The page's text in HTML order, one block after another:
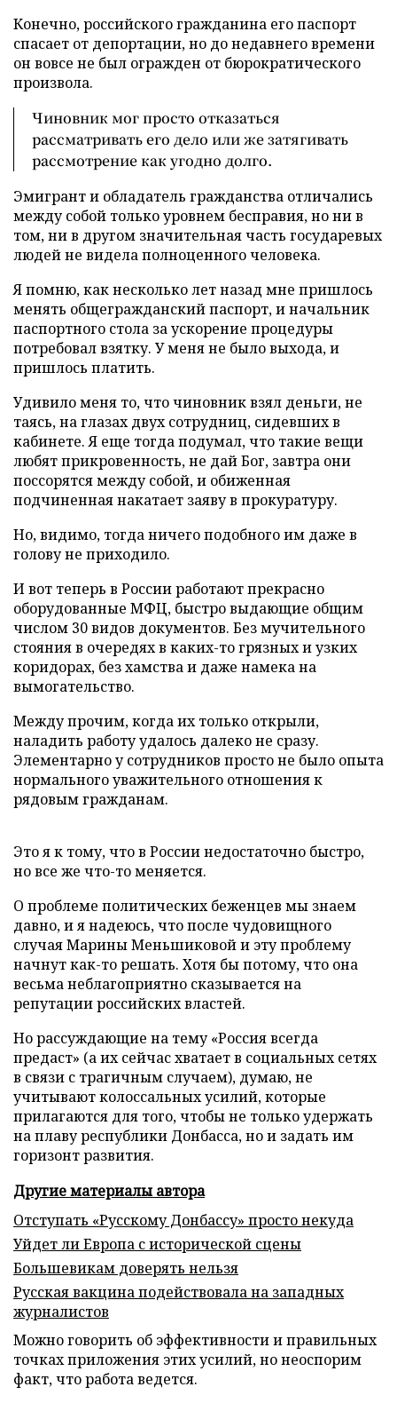
Конечно, российского гражданина его паспорт
спасает от депортации, но до недавнего времени
он вовсе не был огражден от бюрократического
произвола.
Чиновник мог просто отказаться
рассматривать его дело или же затягивать
рассмотрение как угодно долго.
Эмигрант и обладатель гражданства отличались
между собой только уровнем бесправия, но ни в
том, ни в другом значительная часть государевых
людей не видела полноценного человека.
Я помню, как несколько лет назад мне пришлось
менять общегражданский паспорт, и начальник
паспортного стола за ускорение процедуры
потребовал взятку. У меня не было выхода, и
пришлось платить.
Удивило меня то, что чиновник взял деньги, не
таясь, на глазах двух сотрудниц, сидевших в
кабинете. Я еще тогда подумал, что такие вещи
любят прикровенность, не дай Бог, завтра они
поссорятся между собой, и обиженная
подчиненная накатает заяву в прокуратуру.
Но, видимо, тогда ничего подобного им даже в
голову не приходило.
И вот теперь в России работают прекрасно
оборудованные МФЦ, быстро выдающие общим
числом 30 видов документов. Без мучительного
стояния в очередях в каких-то грязных и узких
коридорах, без хамства и даже намека на
вымогательство.
Между прочим, когда их только открыли,
наладить работу удалось далеко не сразу.
Элементарно у сотрудников просто не было опыта
нормального уважительного отношения к
рядовым гражданам.
Это я к тому, что в России недостаточно быстро,
но все же что-то меняется.
О проблеме политических беженцев мы знаем
давно, и я надеюсь, что после чудовищного
случая Марины Меньшиковой и эту проблему
начнут как-то решать. Хотя бы потому, что она
весьма неблагоприятно сказывается на
репутации российских властей.
Но рассуждающие на тему «Россия всегда
предаст» (а их сейчас хватает в социальных сетях
в связи с трагичным случаем), думаю, не
учитывают колоссальных усилий, которые
прилагаются для того, чтобы не только удержать
на плаву республики Донбасса, но и задать им
горизонт развития.
Другие материалы автора
Отступать «Русскому Донбассу» просто некуда
Уйдет ли Европа с исторической сцены
Большевикам доверять нельзя
Русская вакцина подействовала на западных
журналистов
Можно говорить об эффективности и правильных
точках приложения этих усилий, но неоспорим
факт, что работа ведется.